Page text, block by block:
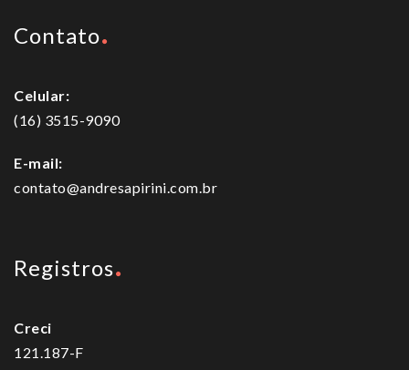
Contato
Celular:
(16) 3515-9090
E-mail:
contato@andresapirini.com.br
Registros
Creci
121.187-F